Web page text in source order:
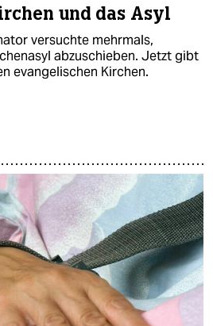
und das Asyl
versuchte mehrmals,
abzuschieben. Jetzt gibt
evangelischen Kirchen.